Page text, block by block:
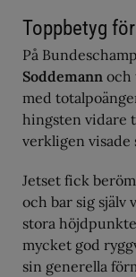
Toppbetyg
På
Soddemann och
med
hingsten vidare
verkligen visade
Jetset fick
och bar sig själv
stora
mycket god
sin generella